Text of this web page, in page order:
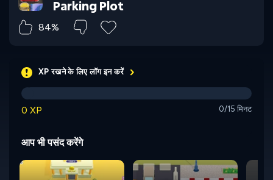
Parking Plot
84%
XP रखने के लिए लॉग इन करें
0 XP 0/15 मिनट
आप भी पसंद करेंगे